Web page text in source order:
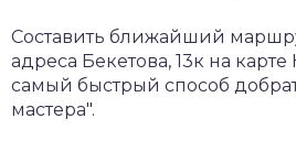
Составить ближайший
адреса Бекетова, 13к на
самый быстрый способ
мастера".